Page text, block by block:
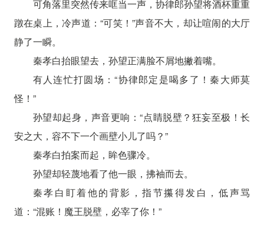
可角落里突然传来哐当一声，协律郎孙望将酒杯重重
蹾在桌上，冷声道：“可笑！”声音不大，却让喧闹的大厅
静了一瞬。
秦孝白抬眼望去，孙望正满脸不屑地撇着嘴。
有人连忙打圆场：“协律郎定是喝多了！秦大师莫
怪！”
孙望却起身，声音更响：“点睛脱壁？狂妄至极！长
安之大，容不下一个画壁小儿了吗？”
秦孝白拍案而起，眸色骤冷。
孙望却轻蔑地看了他一眼，拂袖而去。
秦孝白盯着他的背影，指节攥得发白，低声骂
道：“混账！魔王脱壁，必宰了你！”